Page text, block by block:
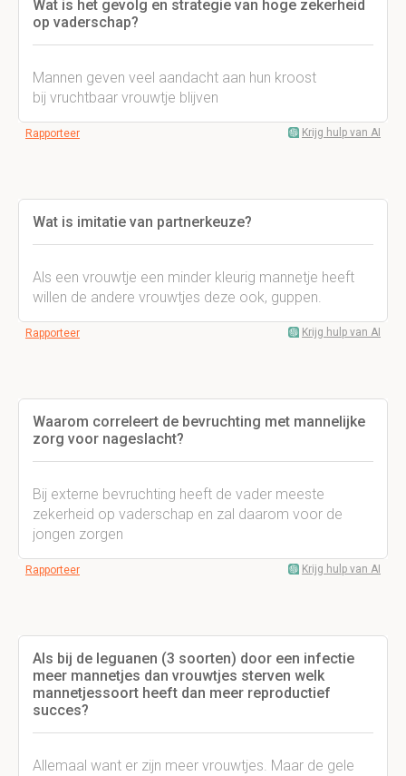
Wat is het gevolg en strategie van hoge zekerheid
op vaderschap?
Mannen geven veel aandacht aan hun kroost
bij vruchtbaar vrouwtje blijven
Rapporteer Krijg hulp van AI
Wat is imitatie van partnerkeuze?
Als een vrouwtje een minder kleurig mannetje heeft
willen de andere vrouwtjes deze ook, guppen.
Rapporteer Krijg hulp van AI
Waarom correleert de bevruchting met mannelijke
zorg voor nageslacht?
Bij externe bevruchting heeft de vader meeste
zekerheid op vaderschap en zal daarom voor de
jongen zorgen
Rapporteer Krijg hulp van AI
Als bij de leguanen (3 soorten) door een infectie
meer mannetjes dan vrouwtjes sterven welk
mannetjessoort heeft dan meer reproductief
succes?
Allemaal want er zijn meer vrouwtjes. Maar de gele